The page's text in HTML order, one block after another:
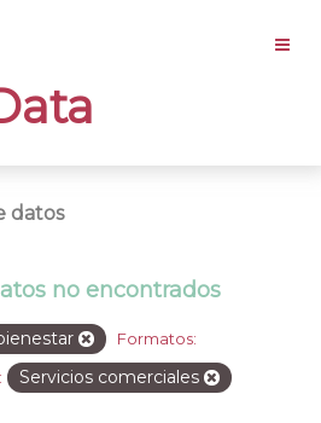
datos
no encontrados
Formatos:
Servicios comerciales